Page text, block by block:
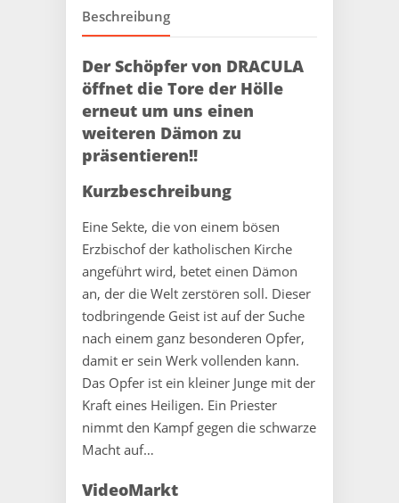
Beschreibung
Der Schöpfer von DRACULA
öffnet die Tore der Hölle
erneut um uns einen
weiteren Dämon zu
präsentieren!!
Kurzbeschreibung
Eine Sekte, die von einem bösen
Erzbischof der katholischen Kirche
angeführt wird, betet einen Dämon
an, der die Welt zerstören soll. Dieser
todbringende Geist ist auf der Suche
nach einem ganz besonderen Opfer,
damit er sein Werk vollenden kann.
Das Opfer ist ein kleiner Junge mit der
Kraft eines Heiligen. Ein Priester
nimmt den Kampf gegen die schwarze
Macht auf…
VideoMarkt